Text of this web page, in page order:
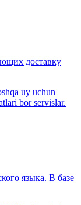
доставку
uy uchun
bor servislar.
языка. В базе